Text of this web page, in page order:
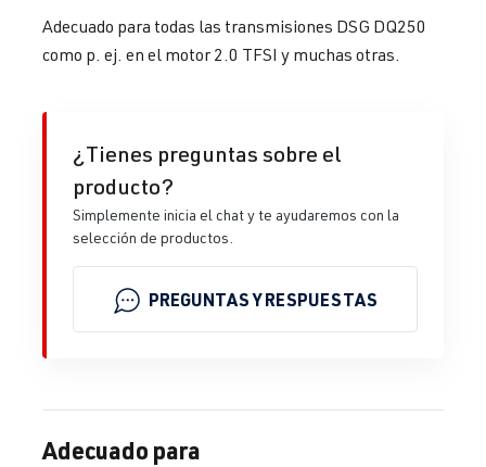
Adecuado para todas las transmisiones DSG DQ250
como p. ej. en el motor 2.0 TFSI y muchas otras.
¿Tienes preguntas sobre el
producto?
Simplemente inicia el chat y te ayudaremos con la
selección de productos.
PREGUNTAS Y RESPUESTAS
Adecuado para